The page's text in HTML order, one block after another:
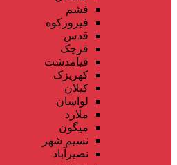
فشم
فیروزکوه
قدس
قرچک
قیامدشت
کهریزک
کیلان
لواسان
ملارد
میگون
نسیم شهر
نصیرآباد